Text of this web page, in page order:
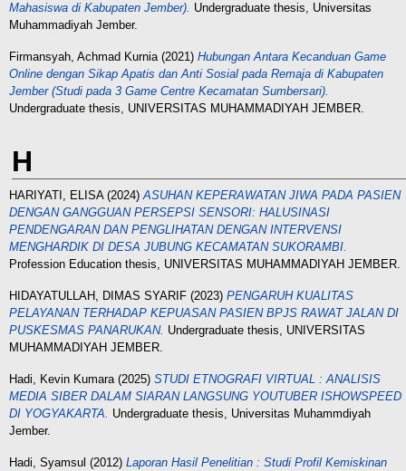
Mahasiswa di Kabupaten Jember). Undergraduate thesis, Universitas
Muhammadiyah Jember.
Firmansyah, Achmad Kurnia(2021) Hubungan Antara Kecanduan Game
Online dengan Sikap Apatis dan Anti Sosial pada Remaja di Kabupaten
Jember (Studi pada 3 Game Centre Kecamatan Sumbersari).
Undergraduate thesis, UNIVERSITAS MUHAMMADIYAH JEMBER.
H
HARIYATI, ELISA(2024)ASUHAN KEPERAWATAN JIWA PADA PASIEN
DENGAN GANGGUAN PERSEPSI SENSORI: HALUSINASI
PENDENGARAN DAN PENGLIHATAN DENGAN INTERVENSI
MENGHARDIK DI DESA JUBUNG KECAMATAN SUKORAMBI.
Profession Education thesis, UNIVERSITAS MUHAMMADIYAH JEMBER.
HIDAYATULLAH, DIMAS SYARIF (2023) PENGARUH KUALITAS
PELAYANAN TERHADAP KEPUASAN PASIEN BPJS RAWAT JALAN DI
PUSKESMAS PANARUKAN. Undergraduate thesis, UNIVERSITAS
MUHAMMADIYAH JEMBER.
Hadi, Kevin Kumara(2025) STUDI ETNOGRAFI VIRTUAL : ANALISIS
MEDIA SIBER DALAM SIARAN LANGSUNG YOUTUBER ISHOWSPEED
DI YOGYAKARTA. Undergraduate thesis, Universitas Muhammdiyah
Jember.
Hadi, Syamsul (2012) Laporan Hasil Penelitian : Studi Profil Kemiskinan